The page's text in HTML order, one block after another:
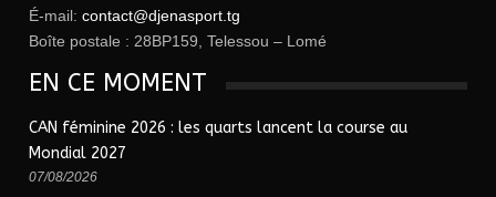
É-mail: contact@djenasport.tg
Boîte postale : 28BP159, Telessou – Lomé
EN CE MOMENT
CAN féminine 2026 : les quarts lancent la course au
Mondial 2027
07/08/2026